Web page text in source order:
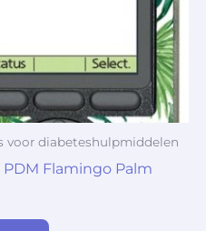
voor diabeteshulpmiddelen
Flamingo Palm